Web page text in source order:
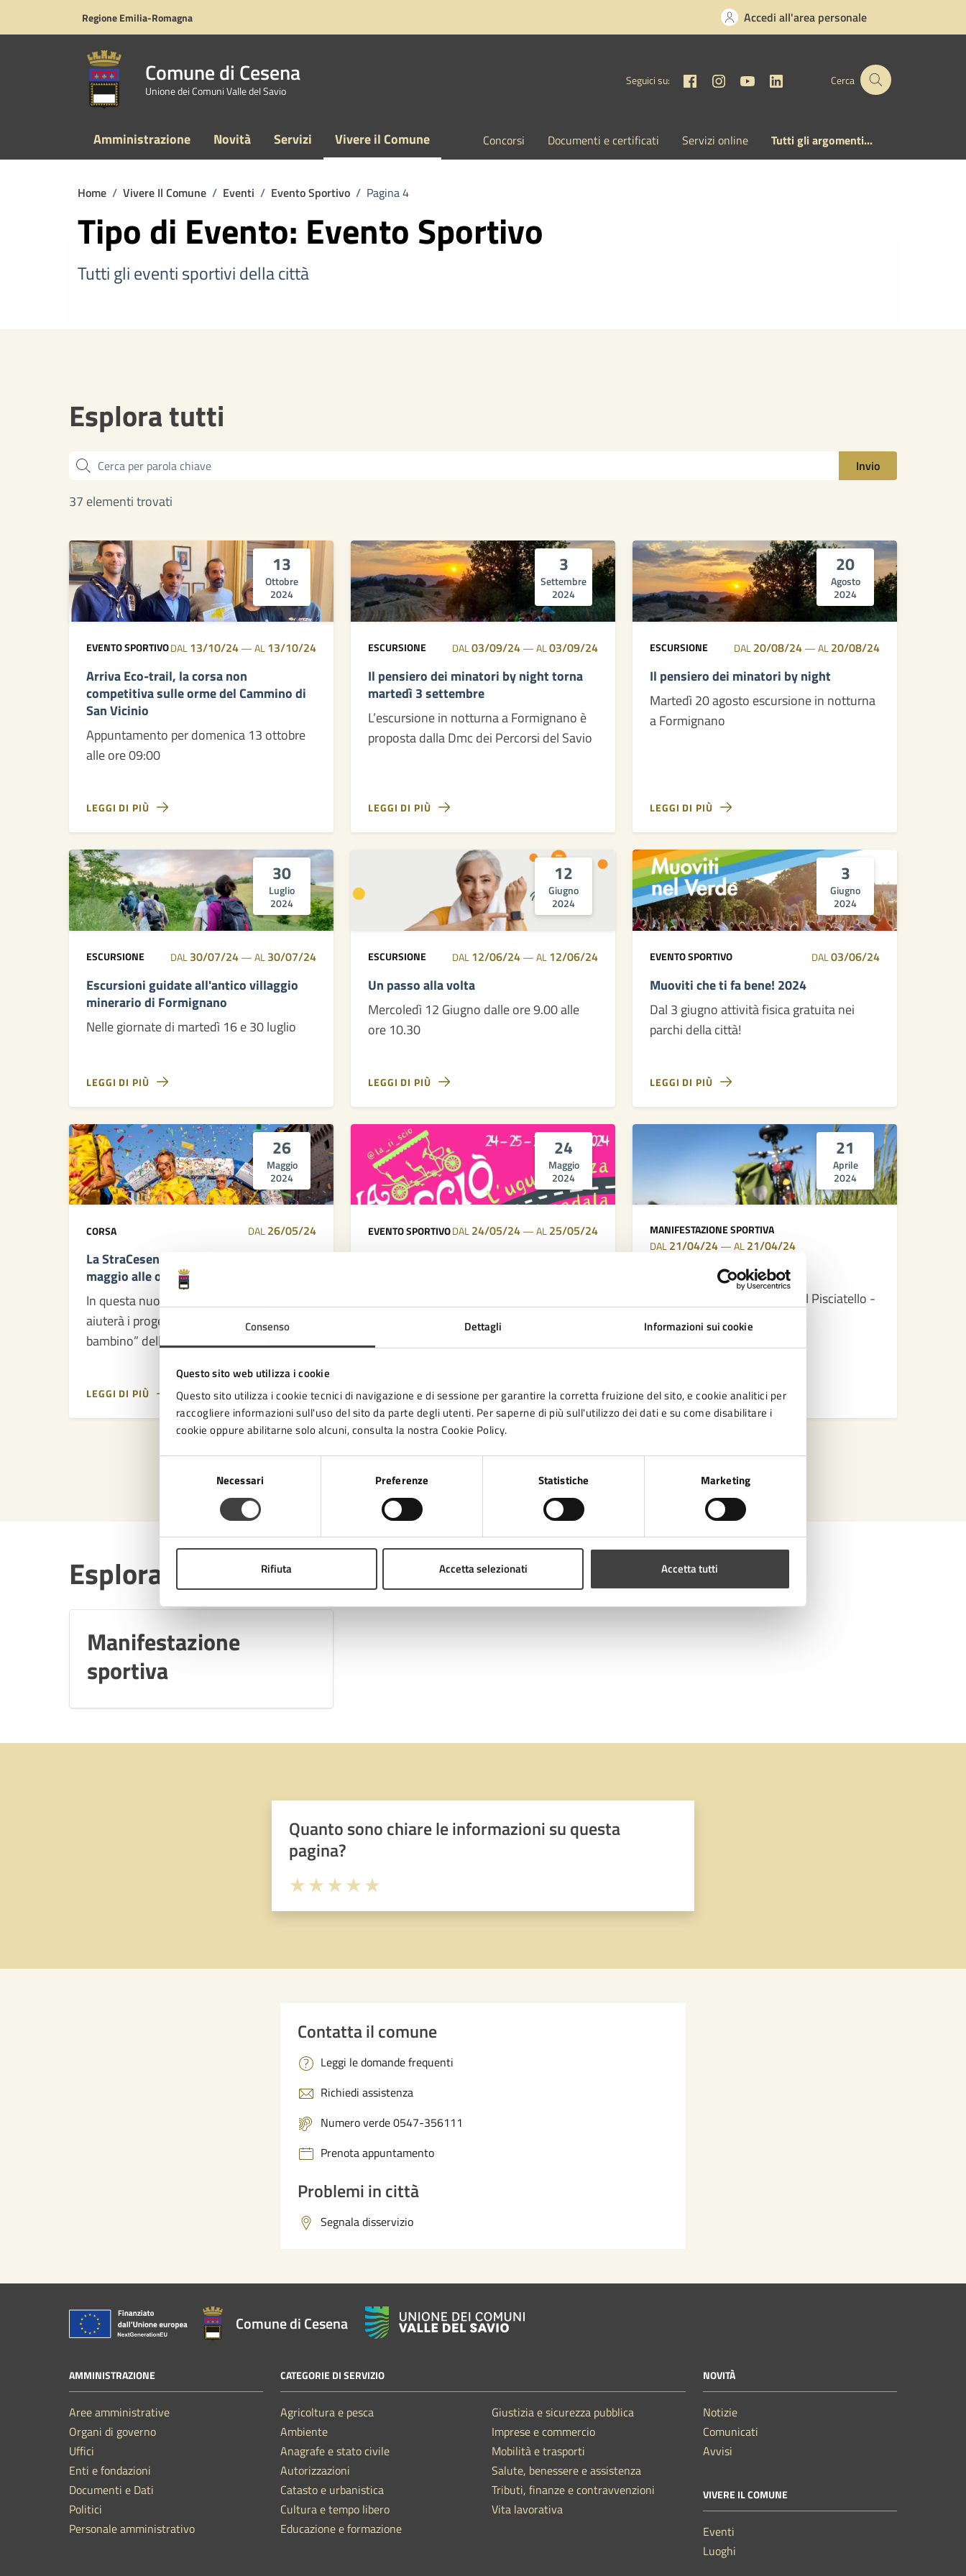
Consenso Dettagli Informazioni sui cookie
Questo sito web utilizza i cookie
Questo sito utilizza i cookie tecnici di navigazione e di sessione per garantire la corretta fruizione del sito, e cookie analitici per
raccogliere informazioni sull'uso del sito da parte degli utenti. Per saperne di più sull'utilizzo dei dati e su come disabilitare i
cookie oppure abilitarne solo alcuni, consulta la nostra Cookie Policy.
Necessari Preferenze Statistiche Marketing
Rifiuta Accetta selezionati Accetta tutti
Regione Emilia-Romagna Accedi all'area personale
Comune di Cesena
Unione dei Comuni Valle del Savio
Seguici su: FacebookInstagram
YouTubeLinkedinCerca
Amministrazione Novità Servizi Vivere il Comune Concorsi Documenti e certificati Servizi online Tutti gli argomenti...
Home / Vivere Il Comune / Eventi / Evento Sportivo / Pagina 4
Tipo di Evento: Evento Sportivo
Tutti gli eventi sportivi della città
Esplora tutti
Cerca Invio
37 elementi trovati
13
Ottobre
2024
EVENTO SPORTIVODAL13/10/24—AL13/10/24
Arriva Eco-trail, la corsa non
competitiva sulle orme del Cammino di
San Vicinio
Appuntamento per domenica 13 ottobre
alle ore 09:00
LEGGI DI PIÙ
3
Settembre
2024
ESCURSIONE DAL03/09/24—AL03/09/24
Il pensiero dei minatori by night torna
martedì 3 settembre
L’escursione in notturna a Formignano è
proposta dalla Dmc dei Percorsi del Savio
LEGGI DI PIÙ
20
Agosto
2024
ESCURSIONE DAL20/08/24—AL20/08/24
Il pensiero dei minatori by night
Martedì 20 agosto escursione in notturna
a Formignano
LEGGI DI PIÙ
30
Luglio
2024
ESCURSIONE DAL30/07/24—AL30/07/24
Escursioni guidate all'antico villaggio
minerario di Formignano
Nelle giornate di martedì 16 e 30 luglio
LEGGI DI PIÙ
12
Giugno
2024
ESCURSIONE DAL12/06/24—AL12/06/24
Un passo alla volta
Mercoledì 12 Giugno dalle ore 9.00 alle
ore 10.30
LEGGI DI PIÙ
3
Giugno
2024
EVENTO SPORTIVO DAL03/06/24
Muoviti che ti fa bene! 2024
Dal 3 giugno attività fisica gratuita nei
parchi della città!
LEGGI DI PIÙ
26
Maggio
2024
CORSA DAL26/05/24
La StraCesena torna domenica 26
maggio alle ore 17:30
In questa nuova edizione il ricavato
aiuterà i progetti di “Pediatria a misura di
bambino” dell’Ospedale “M. Bufalini” di
LEGGI DI PIÙ
24
Maggio
2024
EVENTO SPORTIVODAL24/05/24—AL25/05/24
disuguaglianze di genere attraverso
iniziative creative e partecipative
LEGGI DI PIÙ
21
Aprile
2024
MANIFESTAZIONE SPORTIVA
DAL21/04/24—AL21/04/24
I Love Pianeta Terra
Pedalata lungo la ciclabile del Pisciatello -
Domenica 21 aprile, ore 15
LEGGI DI PIÙ
Esplora per categoria
Manifestazione
sportiva
Quanto sono chiare le informazioni su questa
pagina?
Contatta il comune
Leggi le domande frequenti
Richiedi assistenza
Numero verde 0547-356111
Prenota appuntamento
Problemi in città
Segnala disservizio
Comune di Cesena
AMMINISTRAZIONE
Aree amministrative
Organi di governo
Uffici
Enti e fondazioni
Documenti e Dati
Politici
Personale amministrativo
CATEGORIE DI SERVIZIO
Agricoltura e pesca
Ambiente
Anagrafe e stato civile
Autorizzazioni
Catasto e urbanistica
Cultura e tempo libero
Educazione e formazione
Giustizia e sicurezza pubblica
Imprese e commercio
Mobilità e trasporti
Salute, benessere e assistenza
Tributi, finanze e contravvenzioni
Vita lavorativa
NOVITÀ
Notizie
Comunicati
Avvisi
VIVERE IL COMUNE
Eventi
Luoghi